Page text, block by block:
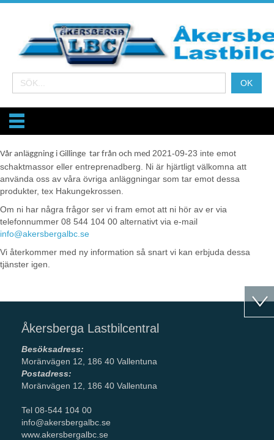
Vår anläggning i Gillinge tar från och med 2021-09-23 inte emot
schaktmassor eller entreprenadberg. Ni är hjärtligt välkomna att
använda oss av våra övriga anläggningar som tar emot dessa
produkter, tex Hakungekrossen.
Om ni har några frågor ser vi fram emot att ni hör av er via
telefonnummer 08 544 104 00 alternativt via e-mail
info@akersbergalbc.se
Vi återkommer med ny information så snart vi kan erbjuda dessa
tjänster igen.
Åkersberga Lastbilcentral
Besöksadress:
Moränvägen 12, 186 40 Vallentuna
Postadress:
Moränvägen 12, 186 40 Vallentuna
Tel 08-544 104 00
info@akersbergalbc.se
www.akersbergalbc.se